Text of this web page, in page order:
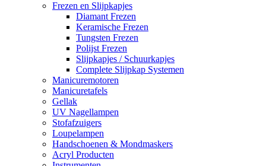
Frezen en Slijpkapjes
Diamant Frezen
Keramische Frezen
Tungsten Frezen
Polijst Frezen
Slijpkapjes / Schuurkapjes
Complete Slijpkap Systemen
Manicuremotoren
Manicuretafels
Gellak
UV Nagellampen
Stofafzuigers
Loupelampen
Handschoenen & Mondmaskers
Acryl Producten